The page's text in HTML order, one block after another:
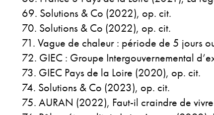
Solutions & Co (2022), op. cit.
Solutions & Co (2022), op. cit.
Vague de chaleur : période de 5 jours
GIEC : Groupe Intergouvernemental
GIEC Pays de la Loire (2020), op. cit.
Solutions & Co (2023), op. cit.
AURAN (2022), Faut-il craindre de